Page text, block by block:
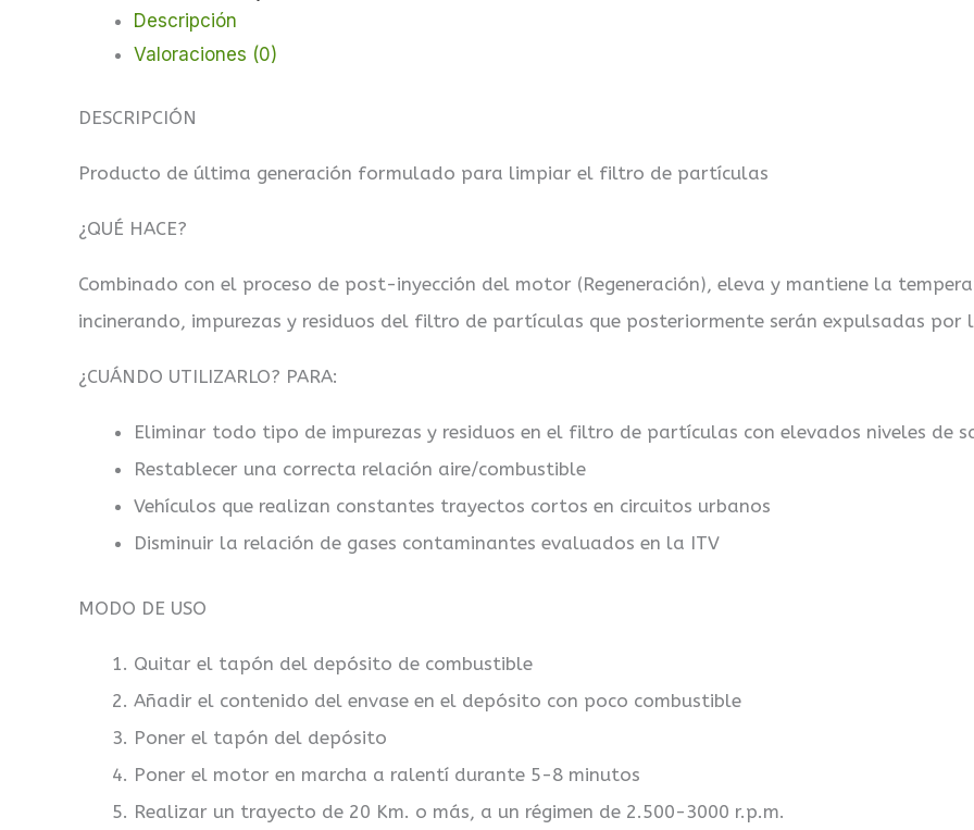
Descripción
Valoraciones (0)
DESCRIPCIÓN
Producto de última generación formulado para limpiar el filtro de partículas
¿QUÉ HACE?
Combinado con el proceso de post-inyección del motor (Regeneración), eleva y mantiene la
incinerando, impurezas y residuos del filtro de partículas que posteriormente serán expulsadas por
¿CUÁNDO UTILIZARLO? PARA:
Eliminar todo tipo de impurezas y residuos en el filtro de partículas con elevados niveles de
Restablecer una correcta relación aire/combustible
Vehículos que realizan constantes trayectos cortos en circuitos urbanos
Disminuir la relación de gases contaminantes evaluados en la ITV
MODO DE USO
Quitar el tapón del depósito de combustible
Añadir el contenido del envase en el depósito con poco combustible
Poner el tapón del depósito
Poner el motor en marcha a ralentí durante 5-8 minutos
Realizar un trayecto de 20 Km. o más, a un régimen de 2.500-3000 r.p.m.